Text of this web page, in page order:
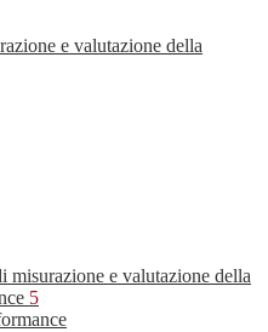
e valutazione della
misurazione e valutazione della
5